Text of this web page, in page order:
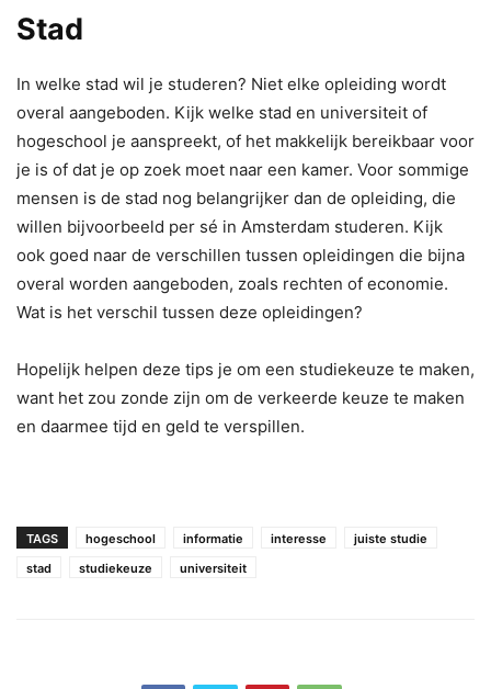
Stad
In welke stad wil je studeren? Niet elke opleiding wordt
overal aangeboden. Kijk welke stad en universiteit of
hogeschool je aanspreekt, of het makkelijk bereikbaar voor
je is of dat je op zoek moet naar een kamer. Voor sommige
mensen is de stad nog belangrijker dan de opleiding, die
willen bijvoorbeeld per sé in Amsterdam studeren. Kijk
ook goed naar de verschillen tussen opleidingen die bijna
overal worden aangeboden, zoals rechten of economie.
Wat is het verschil tussen deze opleidingen?
Hopelijk helpen deze tips je om een studiekeuze te maken,
want het zou zonde zijn om de verkeerde keuze te maken
en daarmee tijd en geld te verspillen.
TAGS hogeschool informatie interesse
juiste studie
stad
studiekeuze universiteit